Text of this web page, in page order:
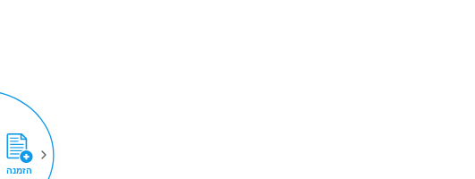
הזמנה